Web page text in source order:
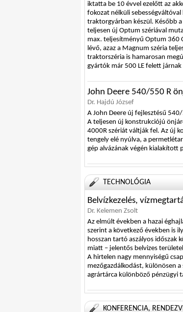
iktatta be 10 évvel ezelőtt az
fokozat nélküli
traktorgyárban készül. Később
teljesen új Optum szériával
max. teljesítményű Optum 360
lévő, azaz a Magnum széria
traktorszéria is hamarosan
gyártók már 500 LE felett
John Deere 540/550 R
Dr. Hajdú József
A John Deere új fejlesztésű
A teljesen új konstrukciójú
4000R szériát váltják fel. Az új
tengely elé nyúlva, a
gép alvázának végén kialakított
TECHNOLÓGIA
Belvízkezelés,
Dr. Kelemen Zsolt
Az elmúlt években a hazai
szerint a következő években is
hosszan tartó aszályos időszak
miatt – jelentős belvizes
A hirtelen nagy mennyiségű
mezőgazdálkodást, különösen
agrártárca különböző pénzügyi
KONFERENCIA,